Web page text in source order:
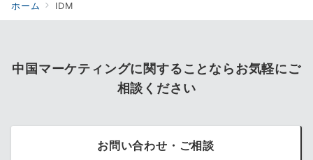
ホーム IDM
中国マーケティングに関することならお気軽にご
相談ください
お問い合わせ・ご相談